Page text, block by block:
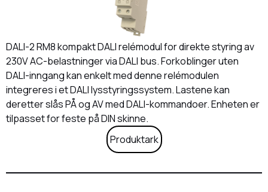
DALI-2 RM8 kompakt DALI relémodul for direkte styring av
230V AC-belastninger via DALI bus. Forkoblinger uten
DALI-inngang kan enkelt med denne relémodulen
integreres i et DALI lysstyringssystem. Lastene kan
deretter slås PÅ og AV med DALI-kommandoer. Enheten er
tilpasset for feste på DIN skinne.
Produktark